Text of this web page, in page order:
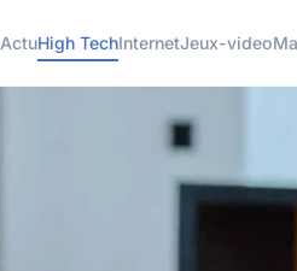
ActuHigh TechInternetJeux-video